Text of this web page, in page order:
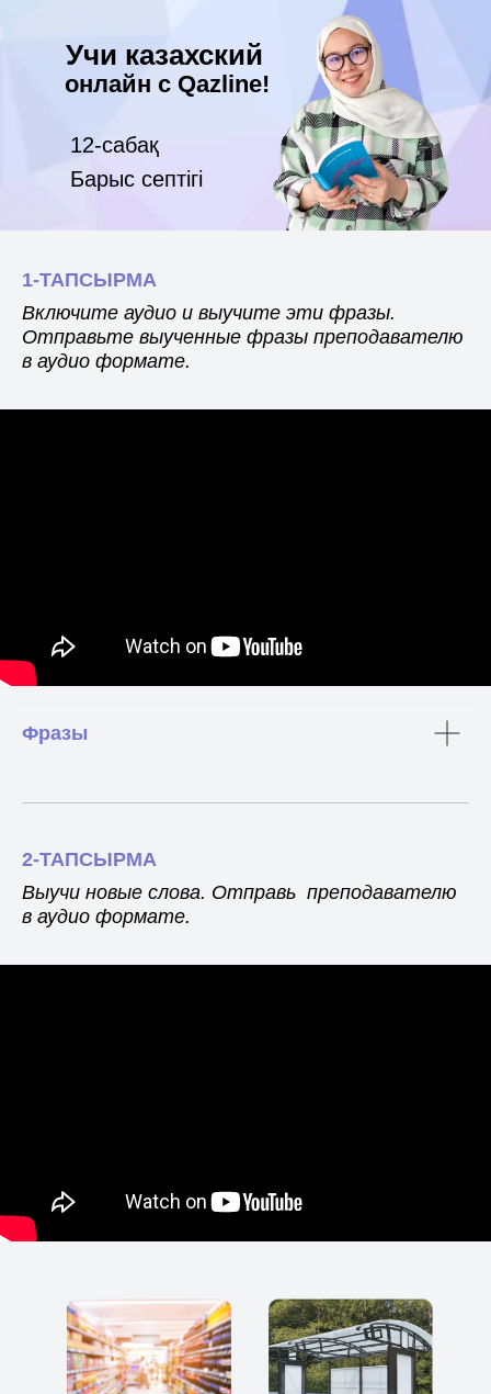
Учи казахский
онлайн с Qazline!
12-сабақ
Барыс септігі
1-ТАПСЫРМА
Включите аудио и выучите эти фразы.
Отправьте выученные фразы преподавателю
в аудио формате.
Фразы
2-ТАПСЫРМА
Выучи новые слова. Отправь преподавателю
в аудио формате.